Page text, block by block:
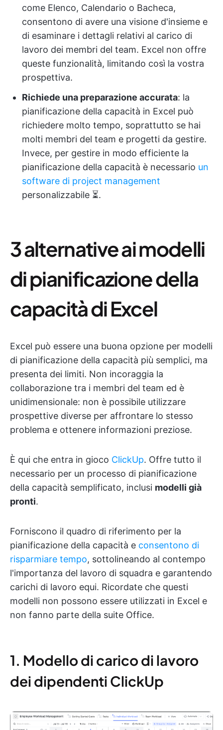
come Elenco, Calendario o Bacheca,
consentono di avere una visione d'insieme e
di esaminare i dettagli relativi al carico di
lavoro dei membri del team. Excel non offre
queste funzionalità, limitando così la vostra
prospettiva.
Richiede una preparazione accurata: la
pianificazione della capacità in Excel può
richiedere molto tempo, soprattutto se hai
molti membri del team e progetti da gestire.
Invece, per gestire in modo efficiente la
pianificazione della capacità è necessario un
software di project management
personalizzabile ⏳.
3 alternative ai modelli
di pianificazione della
capacità di Excel
Excel può essere una buona opzione per modelli
di pianificazione della capacità più semplici, ma
presenta dei limiti. Non incoraggia la
collaborazione tra i membri del team ed è
unidimensionale: non è possibile utilizzare
prospettive diverse per affrontare lo stesso
problema e ottenere informazioni preziose.
È qui che entra in gioco ClickUp. Offre tutto il
necessario per un processo di pianificazione
della capacità semplificato, inclusi modelli già
pronti.
Forniscono il quadro di riferimento per la
pianificazione della capacità e consentono di
risparmiare tempo, sottolineando al contempo
l'importanza del lavoro di squadra e garantendo
carichi di lavoro equi. Ricordate che questi
modelli non possono essere utilizzati in Excel e
non fanno parte della suite Office.
1. Modello di carico di lavoro
dei dipendenti ClickUp